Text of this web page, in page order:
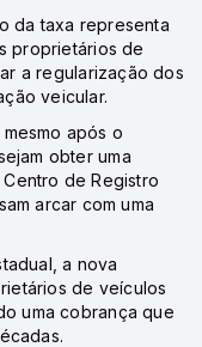
da taxa representa
proprietários de
a regularização dos
veicular.
após o
obter uma
de Registro
arcar com uma
a nova
de veículos
uma cobrança que